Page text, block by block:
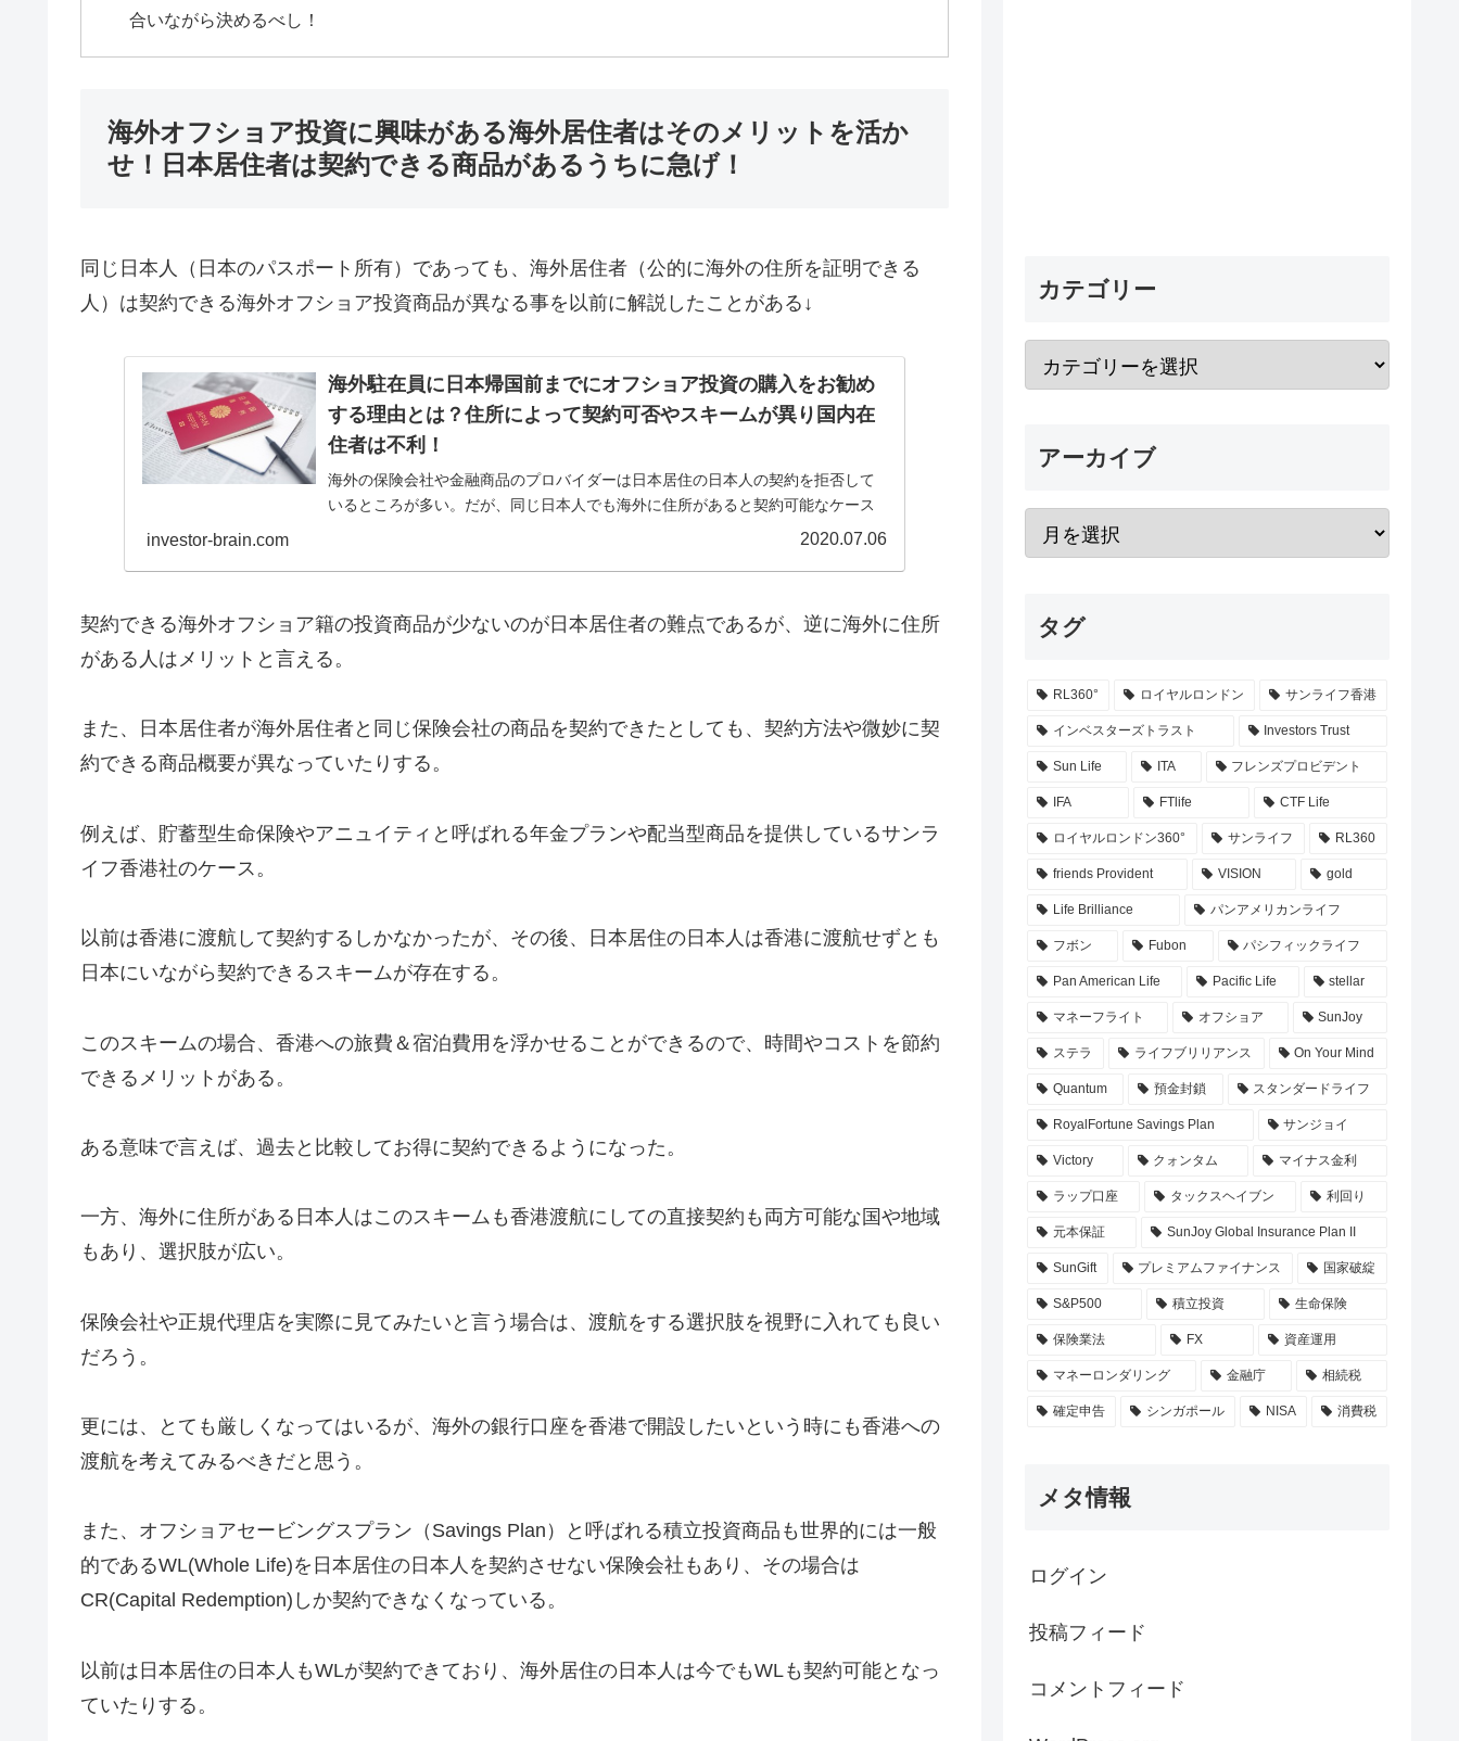
合いながら決めるべし！
海外オフショア投資に興味がある海外居住者はそのメリットを活か
せ！日本居住者は契約できる商品があるうちに急げ！
同じ日本人（日本のパスポート所有）であっても、海外居住者（公的に海外の住所を証明できる
人）は契約できる海外オフショア投資商品が異なる事を以前に解説したことがある↓
海外駐在員に日本帰国前までにオフショア投資の購入をお勧め
する理由とは？住所によって契約可否やスキームが異り国内在
住者は不利！
海外の保険会社や金融商品のプロバイダーは日本居住の日本人の契約を拒否して
いるところが多い。だが、同じ日本人でも海外に住所があると契約可能なケース
もある。海外駐在員などはそのメリットを活かすべきである。所有しているパス
investor-brain.com 2020.07.06
契約できる海外オフショア籍の投資商品が少ないのが日本居住者の難点であるが、逆に海外に住所
がある人はメリットと言える。
また、日本居住者が海外居住者と同じ保険会社の商品を契約できたとしても、契約方法や微妙に契
約できる商品概要が異なっていたりする。
例えば、貯蓄型生命保険やアニュイティと呼ばれる年金プランや配当型商品を提供しているサンラ
イフ香港社のケース。
以前は香港に渡航して契約するしかなかったが、その後、日本居住の日本人は香港に渡航せずとも
日本にいながら契約できるスキームが存在する。
このスキームの場合、香港への旅費＆宿泊費用を浮かせることができるので、時間やコストを節約
できるメリットがある。
ある意味で言えば、過去と比較してお得に契約できるようになった。
一方、海外に住所がある日本人はこのスキームも香港渡航にしての直接契約も両方可能な国や地域
もあり、選択肢が広い。
保険会社や正規代理店を実際に見てみたいと言う場合は、渡航をする選択肢を視野に入れても良い
だろう。
更には、とても厳しくなってはいるが、海外の銀行口座を香港で開設したいという時にも香港への
渡航を考えてみるべきだと思う。
また、オフショアセービングスプラン（Savings Plan）と呼ばれる積立投資商品も世界的には一般
的であるWL(Whole Life)を日本居住の日本人を契約させない保険会社もあり、その場合は
CR(Capital Redemption)しか契約できなくなっている。
以前は日本居住の日本人もWLが契約できており、海外居住の日本人は今でもWLも契約可能となっ
ていたりする。
カテゴリー
アーカイブ
タグ
RL360° ロイヤルロンドン サンライフ香港
インベスターズトラスト Investors Trust
Sun Life ITA フレンズプロビデント
IFA FTlife CTF Life
ロイヤルロンドン360° サンライフ RL360
friends Provident VISION gold
Life Brilliance パンアメリカンライフ
フボン Fubon パシフィックライフ
Pan American Life Pacific Life stellar
マネーフライト オフショア SunJoy
ステラ ライフブリリアンス On Your Mind
Quantum 預金封鎖 スタンダードライフ
RoyalFortune Savings Plan サンジョイ
Victory クォンタム マイナス金利
ラップ口座 タックスヘイブン 利回り
元本保証 SunJoy Global Insurance Plan II
SunGift プレミアムファイナンス 国家破綻
S&P500 積立投資 生命保険
保険業法 FX 資産運用
マネーロンダリング 金融庁 相続税
確定申告 シンガポール NISA 消費税
メタ情報
ログイン
投稿フィード
コメントフィード